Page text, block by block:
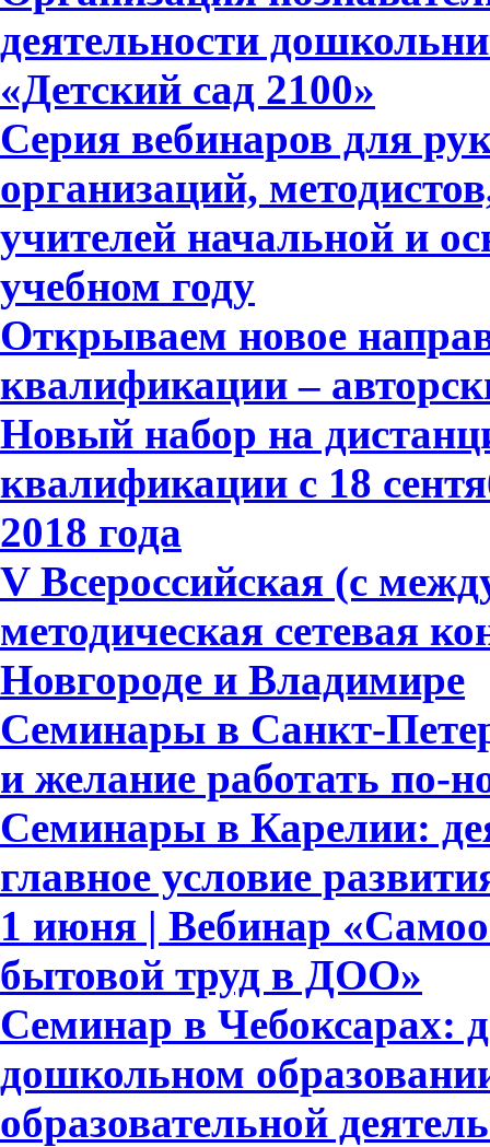
деятельности
«Детский сад 2100»
Серия вебинаров для
организаций,
учителей начальной и
учебном году
Открываем новое
квалификации –
Новый набор на
квалификации с 18
2018 года
V Всероссийская (с
методическая сетевая
Новгороде и Владимире
Семинары в Санкт-
и желание работать по-
Семинары в Карелии:
главное условие
1 июня | Вебинар
бытовой труд в ДОО»
Семинар в Чебоксарах:
дошкольном
образовательной